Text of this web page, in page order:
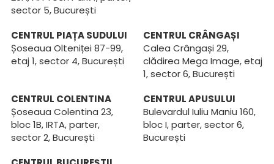
sector 5, București
CENTRUL PIAȚA SUDULUI
Șoseaua Olteniței 87-99,
etaj 1, sector 4, București
CENTRUL CRÂNGAȘI
Calea Crângași 29,
clădirea Mega Image, etaj
1, sector 6, București
CENTRUL COLENTINA
Șoseaua Colentina 23,
bloc 1B, IRTA, parter,
sector 2, București
CENTRUL APUSULUI
Bulevardul Iuliu Maniu 160,
bloc I, parter, sector 6,
București